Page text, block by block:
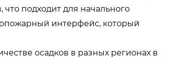
подходит для начального
интерфейс, который
осадков в разных регионах в